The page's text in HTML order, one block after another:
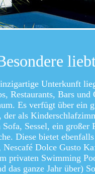
Unterkunft
Restaurants, Bars
Es verfügt über ein
der als
Sessel, ein
Diese bietet
Dolce Gusto
privaten Swimming
das ganze Jahr über)